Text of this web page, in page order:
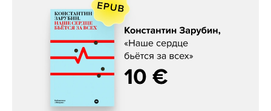
Константин Зарубин, «Наше сердце